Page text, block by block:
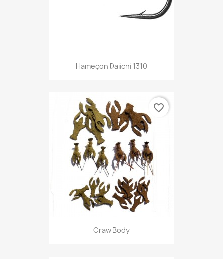
Hameçon Daiichi 1310
Craw Body
favorite_border